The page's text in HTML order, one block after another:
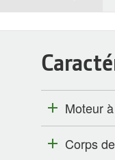
Moteur
Corps